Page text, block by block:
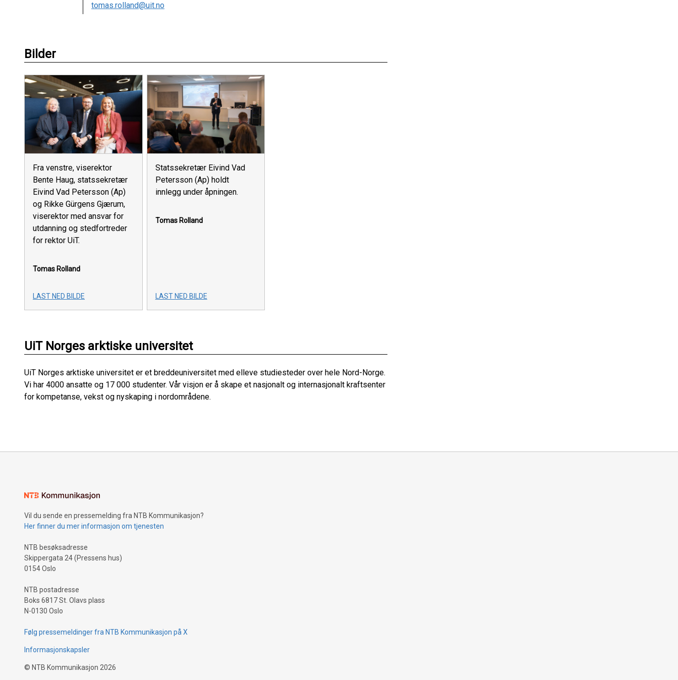
tomas.rolland@uit.no
Bilder
Fra venstre, viserektor
Bente Haug, statssekretær
Eivind Vad Petersson (Ap)
og Rikke Gürgens Gjærum,
viserektor med ansvar for
utdanning og stedfortreder
for rektor UiT.
Tomas Rolland
LAST NED BILDE
Statssekretær Eivind Vad
Petersson (Ap) holdt
innlegg under åpningen.
Tomas Rolland
LAST NED BILDE
UiT Norges arktiske universitet
UiT Norges arktiske universitet er et breddeuniversitet med elleve studiesteder over hele Nord-Norge.
Vi har 4000 ansatte og 17 000 studenter. Vår visjon er å skape et nasjonalt og internasjonalt kraftsenter
for kompetanse, vekst og nyskaping i nordområdene.
Vil du sende en pressemelding fra NTB Kommunikasjon?
Her finner du mer informasjon om tjenesten
NTB besøksadresse
Skippergata 24 (Pressens hus)
0154 Oslo
NTB postadresse
Boks 6817 St. Olavs plass
N-0130 Oslo
Følg pressemeldinger fra NTB Kommunikasjon på X
Informasjonskapsler
© NTB Kommunikasjon 2026